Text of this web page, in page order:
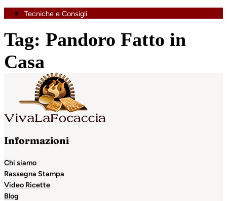
Tecniche e Consigli
Tag: Pandoro Fatto in
Casa
Informazioni
Chi siamo
Rassegna Stampa
Video Ricette
Blog